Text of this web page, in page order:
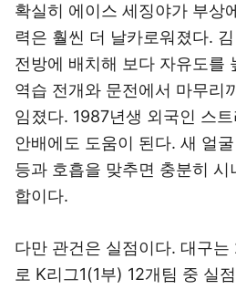
확실히 에이스 세징야가 부상
력은 훨씬 더 날카로워졌다.
전방에 배치해 보다 자유도를
역습 전개와 문전에서 마무리
임졌다. 1987년생 외국인 스
안배에도 도움이 된다. 새 얼
등과 호흡을 맞추면 충분히 시
합이다.
다만 관건은 실점이다. 대구는
로 K리그1(1부) 12개팀 중 실